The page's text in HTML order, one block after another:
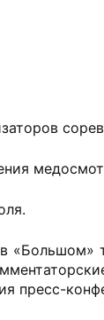
«Большом»
пресс-